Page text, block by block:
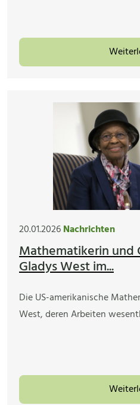
20.01.2026Nachrichten
Mathematikerin und
Gladys West im...
Die US-amerikanische
West, deren Arbeiten